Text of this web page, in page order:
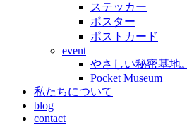
ステッカー
ポスター
ポストカード
event
やさしい秘密基地。
Pocket Museum
私たちについて
blog
contact